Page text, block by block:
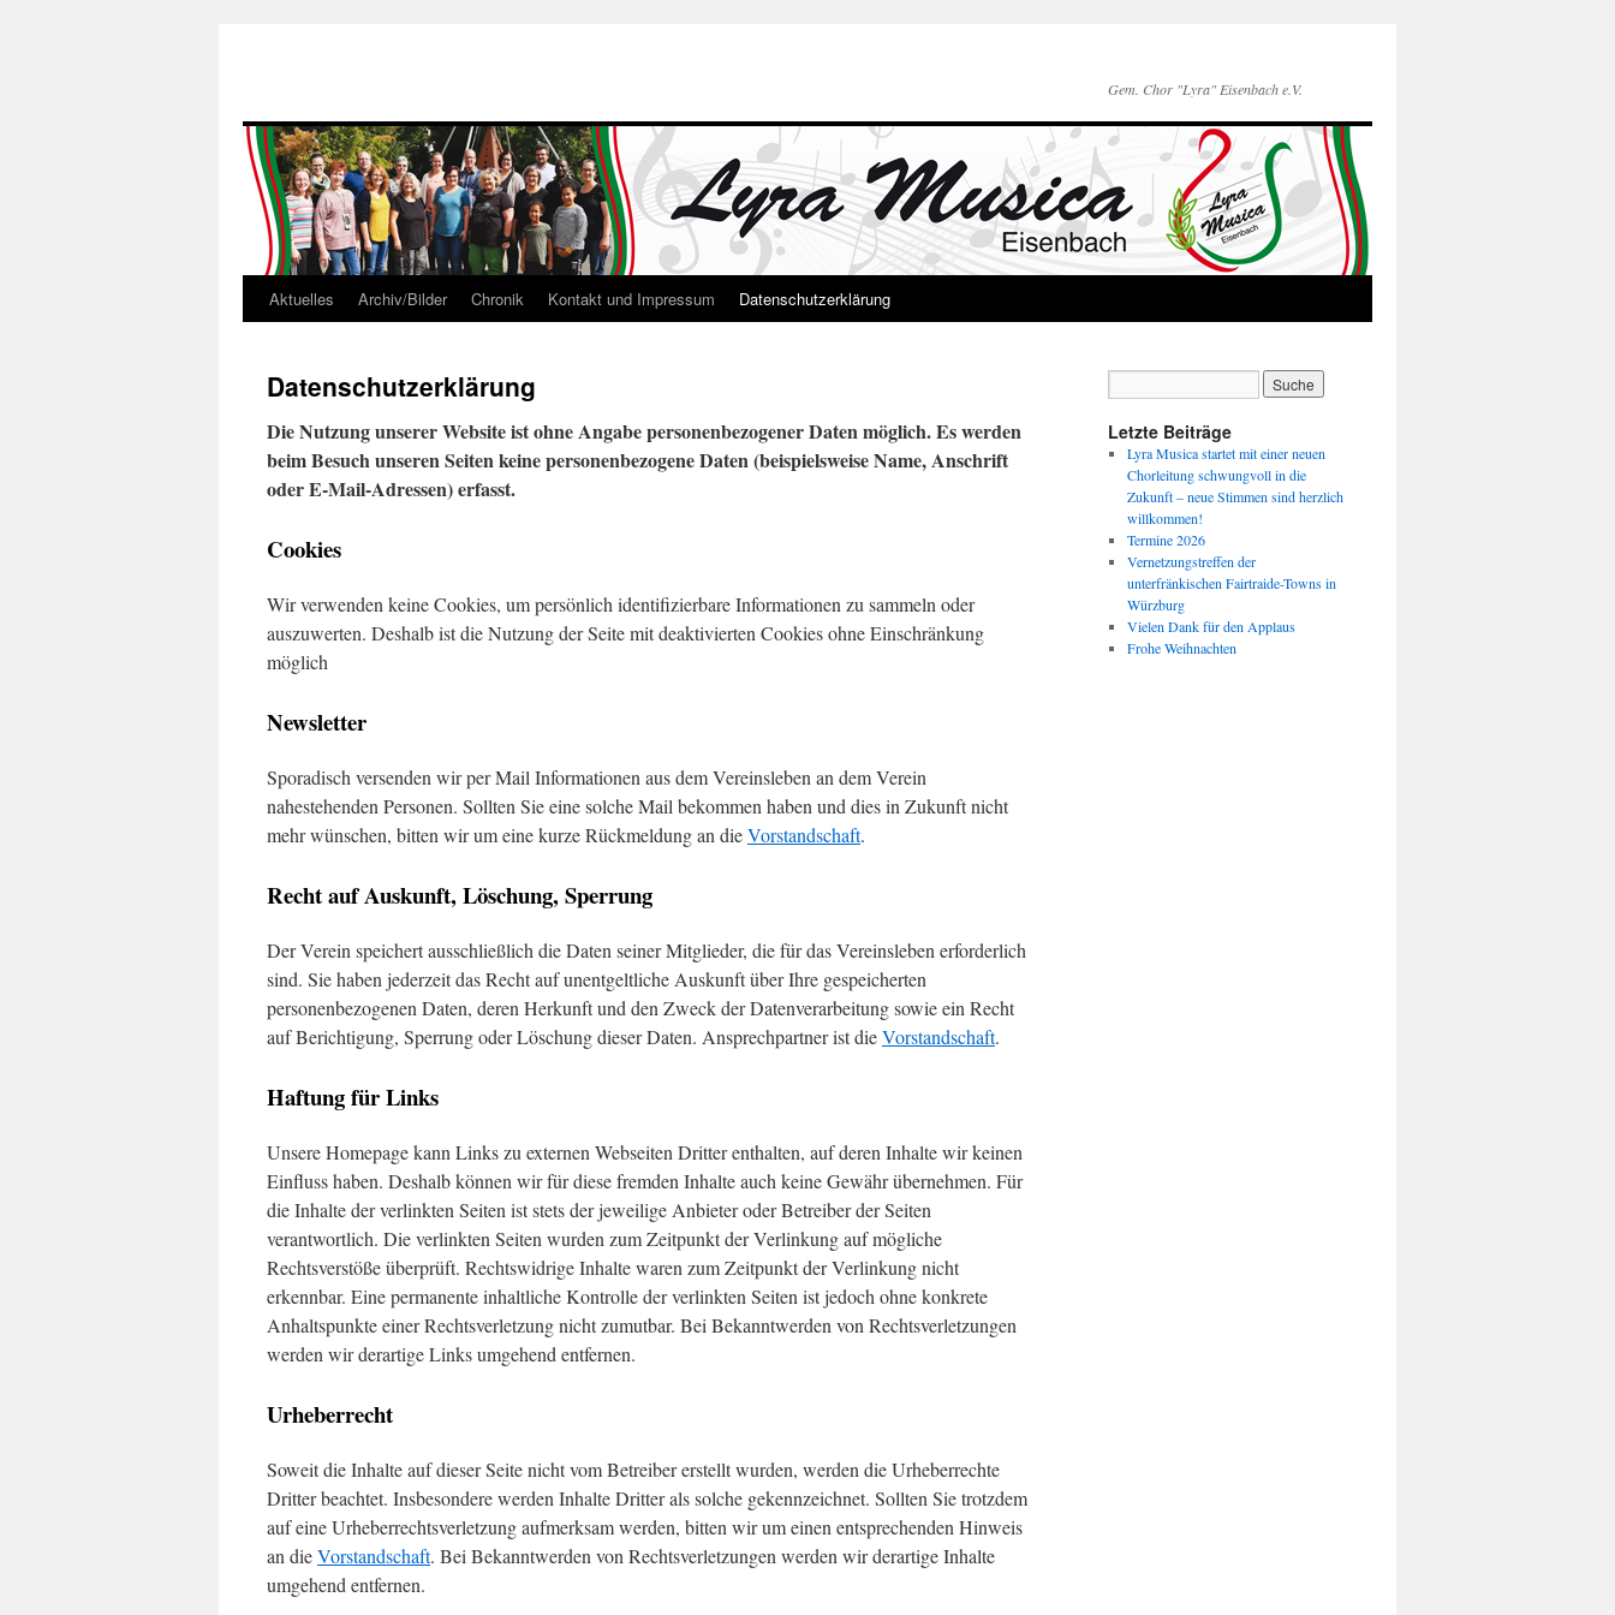
Gem. Chor "Lyra" Eisenbach e.V.
Skip
content
Aktuelles Archiv/Bilder Chronik Kontakt und Impressum Datenschutzerklärung
Datenschutzerklärung
Die Nutzung unserer Website ist ohne Angabe personenbezogener Daten möglich. Es werden
beim Besuch unseren Seiten keine personenbezogene Daten (beispielsweise Name, Anschrift
oder E-Mail-Adressen) erfasst.
Cookies
Wir verwenden keine Cookies, um persönlich identifizierbare Informationen zu sammeln oder
auszuwerten. Deshalb ist die Nutzung der Seite mit deaktivierten Cookies ohne Einschränkung
möglich
Newsletter
Sporadisch versenden wir per Mail Informationen aus dem Vereinsleben an dem Verein
nahestehenden Personen. Sollten Sie eine solche Mail bekommen haben und dies in Zukunft nicht
mehr wünschen, bitten wir um eine kurze Rückmeldung an dieVorstandschaft.
Recht auf Auskunft, Löschung, Sperrung
Der Verein speichert ausschließlich die Daten seiner Mitglieder, die für das Vereinsleben erforderlich
sind. Sie haben jederzeit das Recht auf unentgeltliche Auskunft über Ihre gespeicherten
personenbezogenen Daten, deren Herkunft und den Zweck der Datenverarbeitung sowie ein Recht
auf Berichtigung, Sperrung oder Löschung dieser Daten. Ansprechpartner ist dieVorstandschaft.
Haftung für Links
Unsere Homepage kann Links zu externen Webseiten Dritter enthalten, auf deren Inhalte wir keinen
Einfluss haben. Deshalb können wir für diese fremden Inhalte auch keine Gewähr übernehmen. Für
die Inhalte der verlinkten Seiten ist stets der jeweilige Anbieter oder Betreiber der Seiten
verantwortlich. Die verlinkten Seiten wurden zum Zeitpunkt der Verlinkung auf mögliche
Rechtsverstöße überprüft. Rechtswidrige Inhalte waren zum Zeitpunkt der Verlinkung nicht
erkennbar. Eine permanente inhaltliche Kontrolle der verlinkten Seiten ist jedoch ohne konkrete
Anhaltspunkte einer Rechtsverletzung nicht zumutbar. Bei Bekanntwerden von Rechtsverletzungen
werden wir derartige Links umgehend entfernen.
Urheberrecht
Soweit die Inhalte auf dieser Seite nicht vom Betreiber erstellt wurden, werden die Urheberrechte
Dritter beachtet. Insbesondere werden Inhalte Dritter als solche gekennzeichnet. Sollten Sie trotzdem
auf eine Urheberrechtsverletzung aufmerksam werden, bitten wir um einen entsprechenden Hinweis
an dieVorstandschaft. Bei Bekanntwerden von Rechtsverletzungen werden wir derartige Inhalte
umgehend entfernen.
Letzte Beiträge
Lyra Musica startet mit einer neuen
Chorleitung schwungvoll in die
Zukunft – neue Stimmen sind herzlich
willkommen!
Termine 2026
Vernetzungstreffen der
unterfränkischen Fairtraide-Towns in
Würzburg
Vielen Dank für den Applaus
Frohe Weihnachten